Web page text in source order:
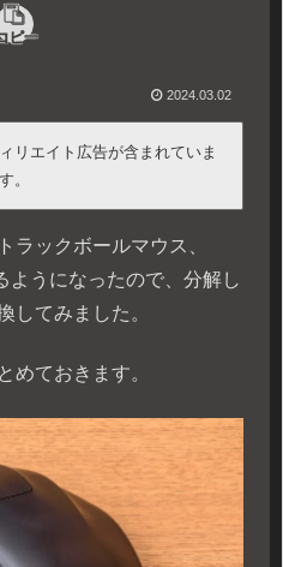
ピー
2024.03.02
リエイト広告が含まれていま
す。
ラックボールマウス、
ようになったので、分解し
してみました。
めておきます。